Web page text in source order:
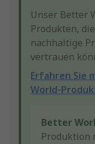
Unser Better
Produkten,
nachhaltige
vertrauen
Erfahren Sie
World-
Better
Produktion